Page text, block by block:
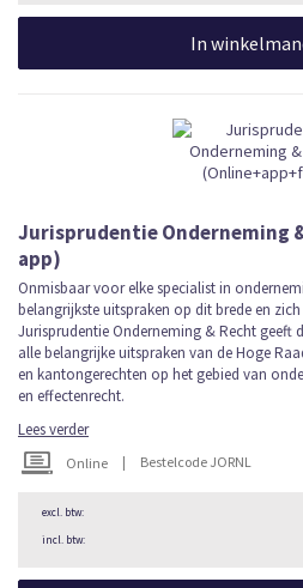
In
Jurisprudentie Onderneming
app)
Onmisbaar voor elke specialist in
belangrijkste uitspraken op dit brede en
Jurisprudentie Onderneming & Recht geeft
alle belangrijke uitspraken van de Hoge
en kantongerechten op het gebied van
en effectenrecht.
Lees verder
Online | Bestelcode JORNL